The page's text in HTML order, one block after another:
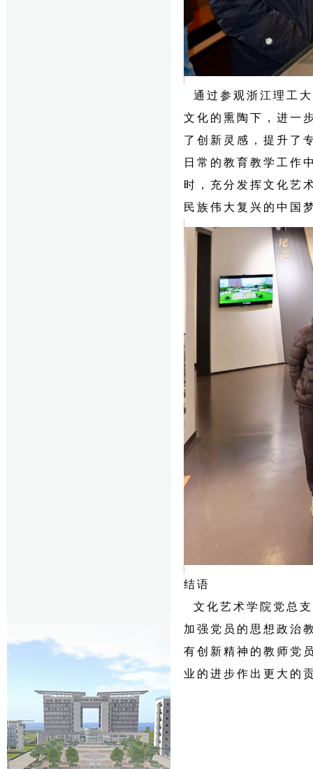
通过参观浙江理工
文化的熏陶下，进一
了创新灵感，提升了
日常的教育教学工作
时，充分发挥文化艺
民族伟大复兴的中国
结语
文化艺术学院党总
加强党员的思想政治
有创新精神的教师党
业的进步作出更大的